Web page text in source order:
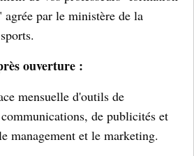
agrée par le ministère de la
ouverture :
mensuelle d'outils de
de publicités et
management et le marketing.